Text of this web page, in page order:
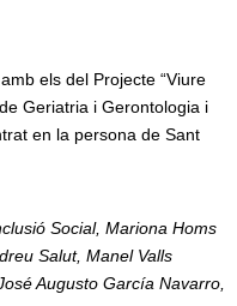
els del Projecte “Viure
Geriatria i Gerontologia i
en la persona de Sant
Social, Mariona Homs
Salut, Manel Valls
Augusto García Navarro,